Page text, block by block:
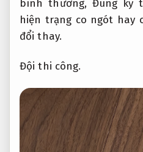
bình thường, Đúng kỹ
hiện trạng co ngót hay
đổi thay.
Đội thi công.